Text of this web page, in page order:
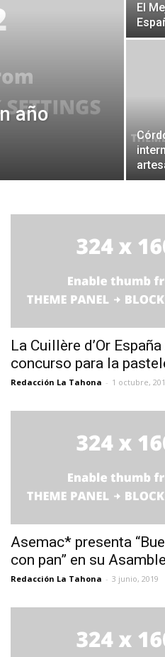
año
El
La Cuillère d’Or
concurso para la
Redacción La Tahona - 1 octubre,
Asemac* presenta
con pan” en su
Redacción La Tahona - 3 junio, 2019